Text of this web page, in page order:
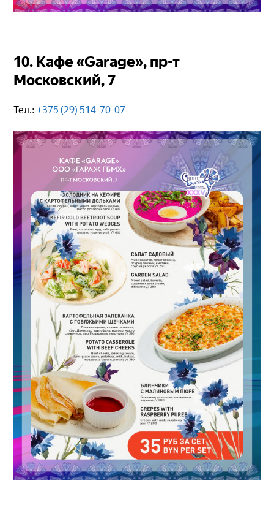
10. Кафе «Garage», пр-т
Московский, 7
Тел.:+375 (29) 514-70-07